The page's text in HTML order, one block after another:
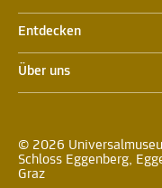
Entdecken
Über uns
© 2026
Schloss Eggenberg,
Graz